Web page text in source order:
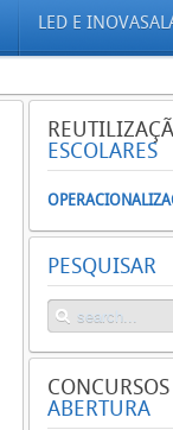
LED E
ESCOLARES
PESQUISAR
CONCURSOS
ABERTURA